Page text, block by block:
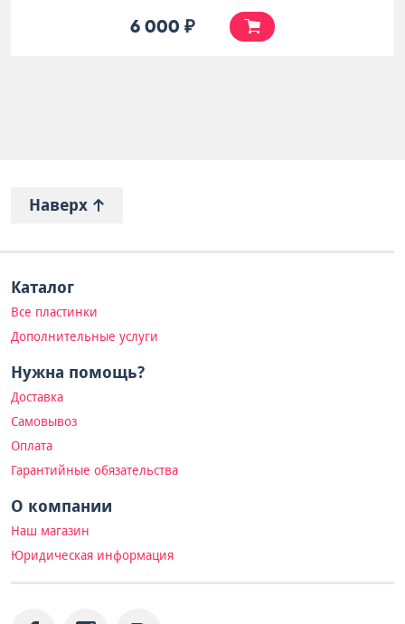
6 000 ₽
Наверх
Каталог
Все пластинки
Дополнительные услуги
Нужна помощь?
Доставка
Самовывоз
Оплата
Гарантийные обязательства
О компании
Наш магазин
Юридическая информация